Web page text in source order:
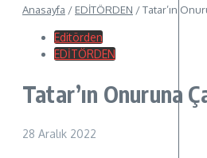
Anasayfa / EDİTÖRDEN /Tatar’ın
Editörden
EDİTÖRDEN
Tatar’ın Onuruna
28 Aralık 2022